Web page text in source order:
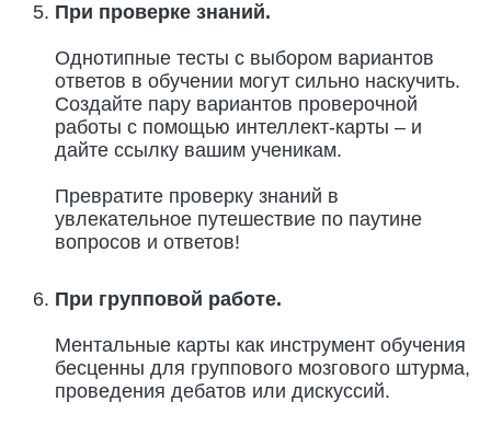
При проверке знаний.
Однотипные тесты с выбором вариантов
ответов в обучении могут сильно наскучить.
Создайте пару вариантов проверочной
работы с помощью интеллект-карты – и
дайте ссылку вашим ученикам.
Превратите проверку знаний в
увлекательное путешествие по паутине
вопросов и ответов!
При групповой работе.
Ментальные карты как инструмент обучения
бесценны для группового мозгового штурма,
проведения дебатов или дискуссий.